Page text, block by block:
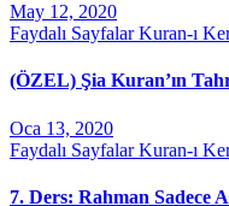
May 12, 2020
Faydalı SayfalarKuran-ı
(ÖZEL) Şia Kuran’ın
Oca 13, 2020
Faydalı SayfalarKuran-ı
7. Ders: Rahman Sadece